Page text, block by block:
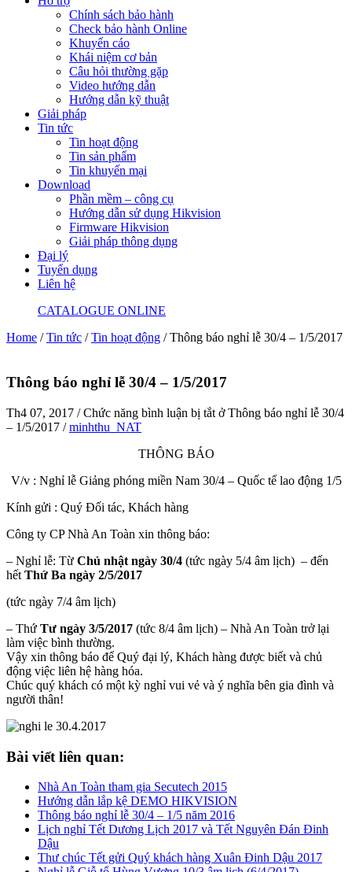
Chính sách bảo hành
Check bảo hành Online
Khuyến cáo
Khái niệm cơ bản
Câu hỏi thường gặp
Video hướng dẫn
Hướng dẫn kỹ thuật
Giải pháp
Tin tức
Tin hoạt động
Tin sản phẩm
Tin khuyến mại
Download
Phần mềm – công cụ
Hướng dẫn sử dụng Hikvision
Firmware Hikvision
Giải pháp thông dụng
Đại lý
Tuyển dụng
Liên hệ
CATALOGUE ONLINE
Home / Tin tức / Tin hoạt động / Thông báo nghỉ lễ 30/4 – 1/5/2017
Thông báo nghỉ lễ 30/4 – 1/5/2017
Th4 07, 2017 /Chức năng bình luận bị tắt ở Thông báo nghỉ lễ 30/4
– 1/5/2017 /minhthu_NAT
THÔNG BÁO
V/v : Nghỉ lễ Giảng phóng miền Nam 30/4 – Quốc tế lao động 1/5
Kính gửi : Quý Đối tác, Khách hàng
Công ty CP Nhà An Toàn xin thông báo:
– Nghỉ lễ: Từ Chủ nhật ngày 30/4 (tức ngày 5/4 âm lịch) – đến
hết Thứ Ba ngày 2/5/2017
(tức ngày 7/4 âm lịch)
– Thứ Tư ngày 3/5/2017 (tức 8/4 âm lịch) – Nhà An Toàn trở lại
làm việc bình thường.
Vậy xin thông báo để Quý đại lý, Khách hàng được biết và chủ
động việc liên hệ hàng hóa.
Chúc quý khách có một kỳ nghỉ vui vẻ và ý nghĩa bên gia đình và
người thân!
Bài viết liên quan:
Nhà An Toàn tham gia Secutech 2015
Hướng dẫn lắp kệ DEMO HIKVISION
Thông báo nghỉ lễ 30/4 – 1/5 năm 2016
Lịch nghỉ Tết Dương Lịch 2017 và Tết Nguyên Đán Đinh
Dậu
Thư chúc Tết gửi Quý khách hàng Xuân Đinh Dậu 2017